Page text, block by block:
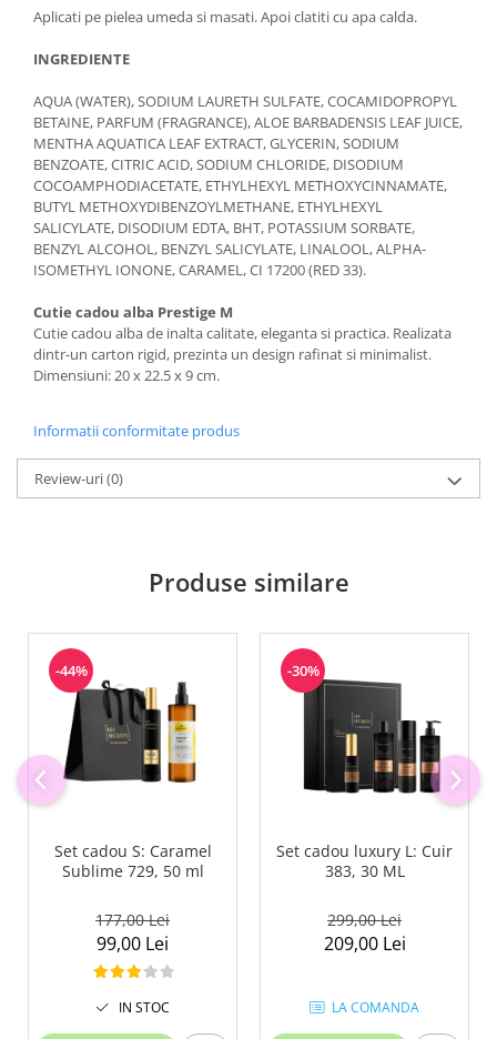
Aplicati pe pielea umeda si masati. Apoi clatiti cu apa calda.
INGREDIENTE
AQUA (WATER), SODIUM LAURETH SULFATE, COCAMIDOPROPYL
BETAINE, PARFUM (FRAGRANCE), ALOE BARBADENSIS LEAF JUICE,
MENTHA AQUATICA LEAF EXTRACT, GLYCERIN, SODIUM
BENZOATE, CITRIC ACID, SODIUM CHLORIDE, DISODIUM
COCOAMPHODIACETATE, ETHYLHEXYL METHOXYCINNAMATE,
BUTYL METHOXYDIBENZOYLMETHANE, ETHYLHEXYL
SALICYLATE, DISODIUM EDTA, BHT, POTASSIUM SORBATE,
BENZYL ALCOHOL, BENZYL SALICYLATE, LINALOOL, ALPHA-
ISOMETHYL IONONE, CARAMEL, CI 17200 (RED 33).
Cutie cadou alba Prestige M
Cutie cadou alba de inalta calitate, eleganta si practica. Realizata
dintr-un carton rigid, prezinta un design rafinat si minimalist.
Dimensiuni: 20 x 22.5 x 9 cm.
Informatii conformitate produs
Review-uri(0)
Produse similare
-44%
Set cadou S: Caramel
Sublime 729, 50 ml
177,00 Lei
99,00 Lei
IN STOC
-30%
Set cadou luxury L: Cuir
383, 30 ML
299,00 Lei
209,00 Lei
LA COMANDA